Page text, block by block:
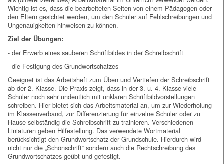
Wichtig ist es, dass die bearbeiteten Seiten von einem Pädagogen oder
den Eltern gesichtet werden, um den Schüler auf Fehlschreibungen und
Ungenauigkeiten hinweisen zu können.
Ziel der Übungen:
- der Erwerb eines sauberen Schriftbildes in der Schreibschrift
- die Festigung des Grundwortschatzes
Geeignet ist das Arbeitsheft zum Üben und Vertiefen der Schreibschrift
ab der 2. Klasse. Die Praxis zeigt, dass in der 3. u. 4. Klasse viele
Schüler noch sehr undeutlich mit unklaren Schriftbildvorstellungen
schreiben. Hier bietet sich das Arbeitsmaterial an, um zur Wiederholung
im Klassenverband, zur Differenzierung für einzelne Schüler oder zu
Hause selbständig die Schreibschrift zu trainieren. Verschiedenen
Liniaturen geben Hilfestellung. Das verwendete Wortmaterial
berücksichtigt den Grundwortschatz der Grundschule. Hierdurch wird
nicht nur die „Schönschrift“ sondern auch die Rechtschreibung des
Grundwortschatzes geübt und gefestigt.